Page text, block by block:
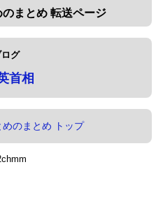
まとめ 転送ページ
グ
首相
のまとめ トップ